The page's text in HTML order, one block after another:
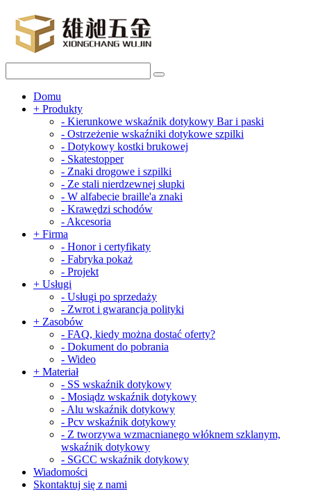
Domu
+ Produkty
- Kierunkowe wskaźnik dotykowy Bar i paski
- Ostrzeżenie wskaźniki dotykowe szpilki
- Dotykowy kostki brukowej
- Skatestopper
- Znaki drogowe i szpilki
- Ze stali nierdzewnej słupki
- W alfabecie braille'a znaki
- Krawędzi schodów
- Akcesoria
+ Firma
- Honor i certyfikaty
- Fabryka pokaż
- Projekt
+ Usługi
- Usługi po sprzedaży
- Zwrot i gwarancja polityki
+ Zasobów
- FAQ, kiedy można dostać oferty?
- Dokument do pobrania
- Wideo
+ Materiał
- SS wskaźnik dotykowy
- Mosiądz wskaźnik dotykowy
- Alu wskaźnik dotykowy
- Pcv wskaźnik dotykowy
- Z tworzywa wzmacnianego włóknem szklanym,
wskaźnik dotykowy
- SGCC wskaźnik dotykowy
Wiadomości
Skontaktuj się z nami